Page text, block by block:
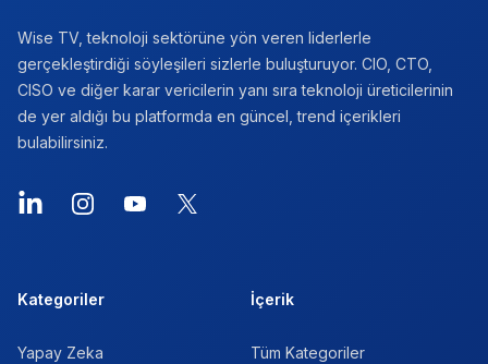
Wise TV, teknoloji sektörüne yön veren liderlerle
gerçekleştirdiği söyleşileri sizlerle buluşturuyor. CIO, CTO,
CISO ve diğer karar vericilerin yanı sıra teknoloji üreticilerinin
de yer aldığı bu platformda en güncel, trend içerikleri
bulabilirsiniz.
LinkedInInstagramYouTube
X
Kategoriler
Yapay Zeka
İçerik
Tüm Kategoriler